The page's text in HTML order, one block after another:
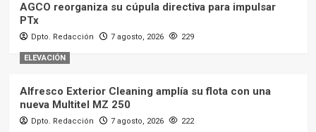
AGCO reorganiza su cúpula directiva para impulsar
PTx
Dpto. Redacción 7 agosto, 2026 229
ELEVACIÓN
Alfresco Exterior Cleaning amplía su flota con una
nueva Multitel MZ 250
Dpto. Redacción 7 agosto, 2026 222